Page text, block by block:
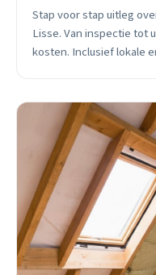
Stap voor stap uitleg
Lisse. Van inspectie tot
kosten. Inclusief lokale